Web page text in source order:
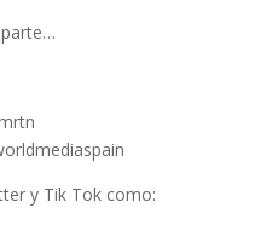
y Tik Tok como: